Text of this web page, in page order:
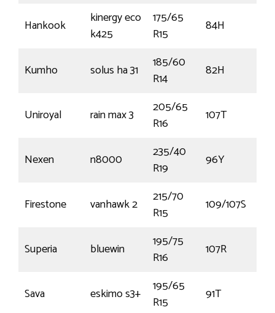
Hankook
kinergy eco
k425
175/65
R15
84H
Kumho solus ha 31
185/60
R14
82H
Uniroyal rain max 3
205/65
R16
107T
Nexen n8000
235/40
R19
96Y
Firestone vanhawk 2
215/70
R15
109/107S
Superia bluewin
195/75
R16
107R
Sava eskimo s3+
195/65
R15
91T